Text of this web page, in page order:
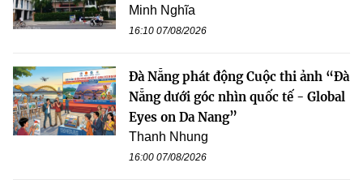
Minh Nghĩa
16:10 07/08/2026
Đà Nẵng phát động Cuộc thi ảnh “Đà
Nẵng dưới góc nhìn quốc tế - Global
Eyes on Da Nang”
Thanh Nhung
16:00 07/08/2026